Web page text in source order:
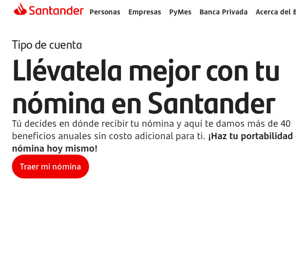
Personas Empresas PyMes Banca Privada Acerca del
Tipo de cuenta
Llévatela mejor con tu
nómina en Santander
Tú decides en dónde recibir tu nómina y aquí te damos más de 40
beneficios anuales sin costo adicional para ti. ¡Haz tu portabilidad
nómina hoy mismo!
Traer mi nómina